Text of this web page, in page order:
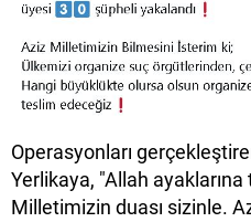
Operasyonları
Yerlikaya, "Allah
Milletimizin duası sizinle.